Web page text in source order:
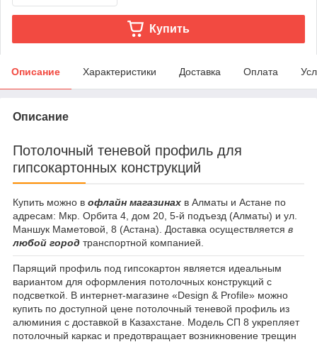
Купить
Описание Характеристики Доставка Оплата
Описание
Потолочный теневой профиль для
гипсокартонных конструкций
Купить можно в офлайн магазинах в Алматы и Астане по
адресам: Мкр. Орбита 4, дом 20, 5-й подъезд (Алматы) и ул.
Маншук Маметовой, 8 (Астана). Доставка осуществляется в
любой город транспортной компанией.
Парящий профиль под гипсокартон является идеальным
вариантом для оформления потолочных конструкций с
подсветкой. В интернет-магазине «Design & Profile» можно
купить по доступной цене потолочный теневой профиль из
алюминия с доставкой в Казахстане. Модель СП 8 укрепляет
потолочный каркас и предотвращает возникновение трещин